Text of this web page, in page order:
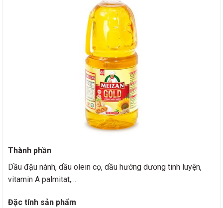
Thành phần
Dầu đậu nành, dầu olein cọ, dầu hướng dương tinh luyện,
vitamin A palmitat,…
Đặc tính sản phẩm